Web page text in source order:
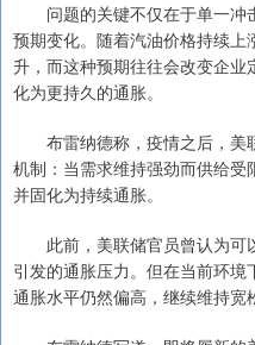
问题的关键不仅在于单一冲
预期变化。随着汽油价格持续
升，而这种预期往往会改变企
化为更持久的通胀。
布雷纳德称，疫情之后，美
机制：当需求维持强劲而供给受
并固化为持续通胀。
此前，美联储官员曾认为可
引发的通胀压力。但在当前环境
通胀水平仍然偏高，继续维持宽